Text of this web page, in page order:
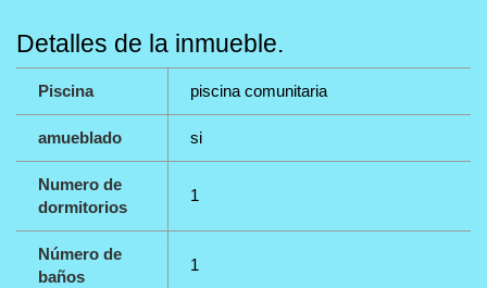
Detalles de la inmueble.
Piscina piscina comunitaria
amueblado si
Numero de
dormitorios
1
Número de
baños
1